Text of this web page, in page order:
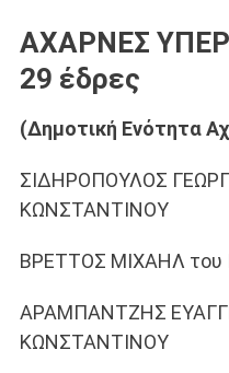
ΑΧΑΡΝΕΣ
29 έδρες
(Δημοτική Ενότητα
ΣΙΔΗΡΟΠΟΥΛΟΣ
ΚΩΝΣΤΑΝΤΙΝΟΥ
ΒΡΕΤΤΟΣ ΜΙΧΑΗΛ
ΑΡΑΜΠΑΝΤΖΗΣ
ΚΩΝΣΤΑΝΤΙΝΟΥ